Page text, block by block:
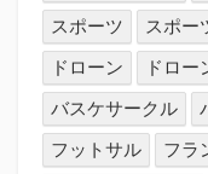
スポーツ
スポー
ドローン
ドロー
バスケサークル
フットサル
フラ